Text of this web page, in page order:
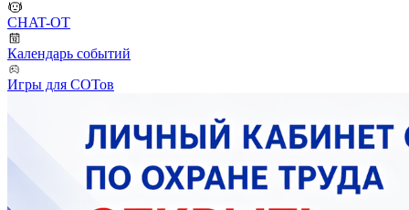
CHAT-OT
Календарь событий
Игры для СОТов